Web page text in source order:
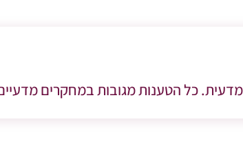
כל הטענות מגובות במחקרים מדעיים,